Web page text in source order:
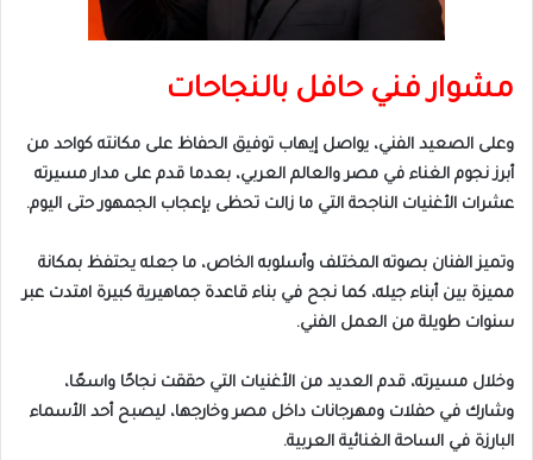
مشوار فني حافل بالنجاحات
وعلى الصعيد الفني، يواصل إيهاب توفيق الحفاظ على مكانته كواحد من
أبرز نجوم الغناء في مصر والعالم العربي، بعدما قدم على مدار مسيرته
عشرات الأغنيات الناجحة التي ما زالت تحظى بإعجاب الجمهور حتى اليوم.
وتميز الفنان بصوته المختلف وأسلوبه الخاص، ما جعله يحتفظ بمكانة
مميزة بين أبناء جيله، كما نجح في بناء قاعدة جماهيرية كبيرة امتدت عبر
سنوات طويلة من العمل الفني.
وخلال مسيرته، قدم العديد من الأغنيات التي حققت نجاحًا واسعًا،
وشارك في حفلات ومهرجانات داخل مصر وخارجها، ليصبح أحد الأسماء
البارزة في الساحة الغنائية العربية.